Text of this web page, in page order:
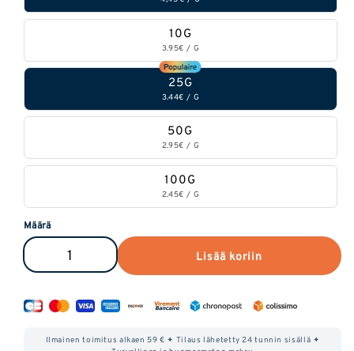
10G
3.95€ / G
25G
3.44€ / G
50G
2.95€ / G
100G
2.45€ / G
Määrä
Vähennä
Widow
CBD:n
Lisää
Widow
CBD:n
Lisää koriin
Ilmainen toimitus alkaen 59 € ✦ Tilaus lähetetty 24 tunnin sisällä ✦